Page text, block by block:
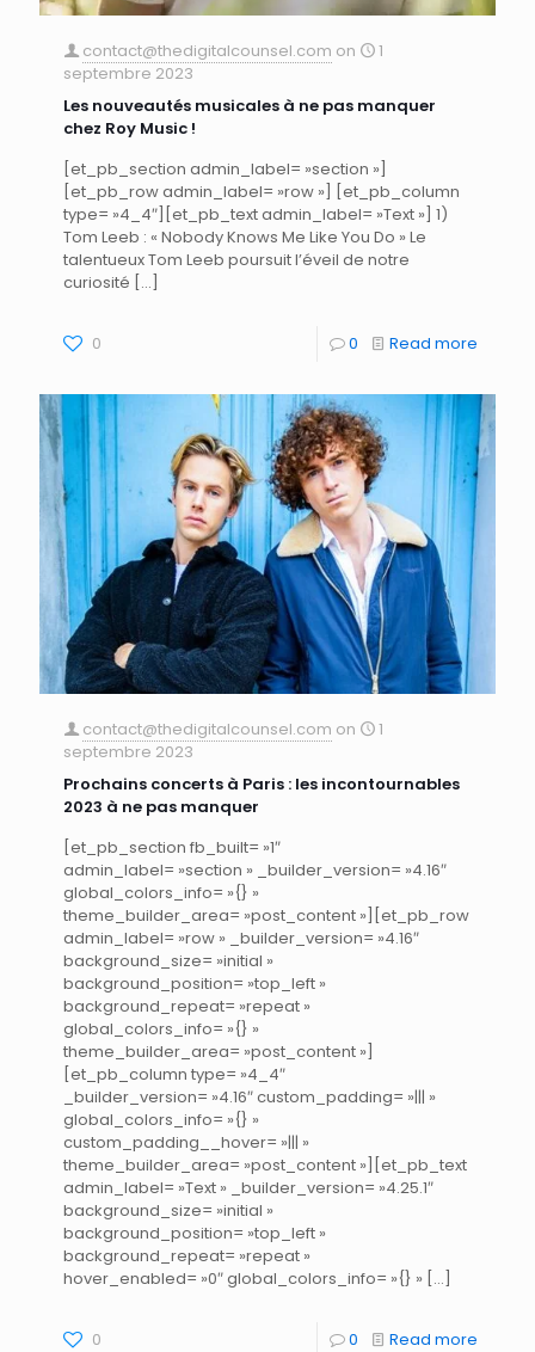
contact@thedigitalcounsel.com on
1
septembre 2023
Les nouveautés musicales à ne pas manquer
chez Roy Music !
[et_pb_section admin_label= »section »]
[et_pb_row admin_label= »row »] [et_pb_column
type= »4_4″][et_pb_text admin_label= »Text »] 1)
Tom Leeb : « Nobody Knows Me Like You Do » Le
talentueux Tom Leeb poursuit l’éveil de notre
curiosité […]
0 0 Read more
contact@thedigitalcounsel.com on
1
septembre 2023
Prochains concerts à Paris : les incontournables
2023 à ne pas manquer
[et_pb_section fb_built= »1″
admin_label= »section » _builder_version= »4.16″
global_colors_info= »{} »
theme_builder_area= »post_content »][et_pb_row
admin_label= »row » _builder_version= »4.16″
background_size= »initial »
background_position= »top_left »
background_repeat= »repeat »
global_colors_info= »{} »
theme_builder_area= »post_content »]
[et_pb_column type= »4_4″
_builder_version= »4.16″ custom_padding= »||| »
global_colors_info= »{} »
custom_padding__hover= »||| »
theme_builder_area= »post_content »][et_pb_text
admin_label= »Text » _builder_version= »4.25.1″
background_size= »initial »
background_position= »top_left »
background_repeat= »repeat »
hover_enabled= »0″ global_colors_info= »{} » […]
0 0 Read more